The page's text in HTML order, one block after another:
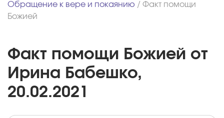
Обращение к вере и покаянию / Факт помощи
Божией
Факт помощи Божией от
Ирина Бабешко,
20.02.2021